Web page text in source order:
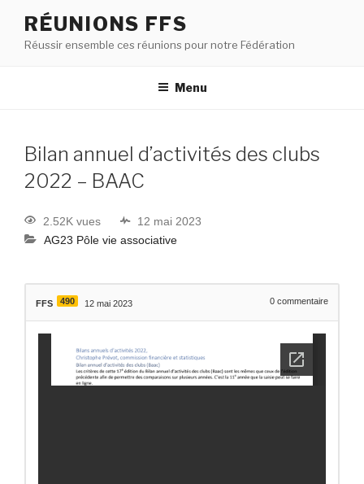
RÉUNIONS FFS
Réussir ensemble ces réunions pour notre Fédération
Menu
Bilan annuel d’activités des clubs
2022 – BAAC
2.52K vues
12 mai 2023
AG23 Pôle vie associative
FFS 490 12 mai 2023 0 commentaire